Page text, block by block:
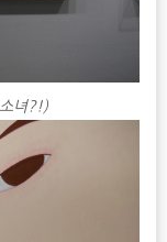
녀?!)